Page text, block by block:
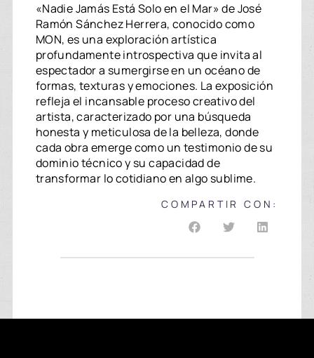
«Nadie Jamás Está Solo en el Mar» de José
Ramón Sánchez Herrera, conocido como
MON, es una exploración artística
profundamente introspectiva que invita al
espectador a sumergirse en un océano de
formas, texturas y emociones. La exposición
refleja el incansable proceso creativo del
artista, caracterizado por una búsqueda
honesta y meticulosa de la belleza, donde
cada obra emerge como un testimonio de su
dominio técnico y su capacidad de
transformar lo cotidiano en algo sublime.
COMPARTIR CON: